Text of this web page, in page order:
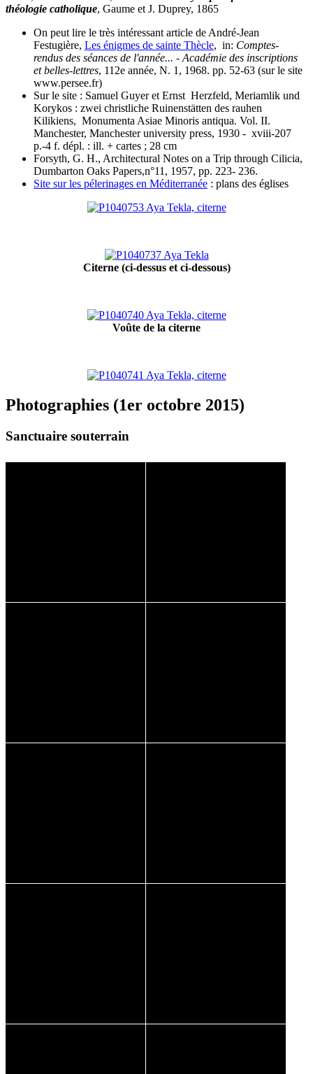
théologie catholique, Gaume et J. Duprey, 1865
On peut lire le très intéressant article de André-Jean
Festugière, Les énigmes de sainte Thècle, in: Comptes-
rendus des séances de l'année... - Académie des inscriptions
et belles-lettres, 112e année, N. 1, 1968. pp. 52-63 (sur le site
www.persee.fr)
Sur le site : Samuel Guyer et Ernst Herzfeld, Meriamlik und
Korykos : zwei christliche Ruinenstätten des rauhen
Kilikiens, Monumenta Asiae Minoris antiqua. Vol. II.
Manchester, Manchester university press, 1930 - xviii-207
p.-4 f. dépl. : ill. + cartes ; 28 cm
Forsyth, G. H., Architectural Notes on a Trip through Cilicia,
Dumbarton Oaks Papers,n°11, 1957, pp. 223- 236.
Site sur les pélerinages en Méditerranée : plans des églises
Citerne (ci-dessus et ci-dessous)
Voûte de la citerne
Photographies (1er octobre 2015)
Sanctuaire souterrain